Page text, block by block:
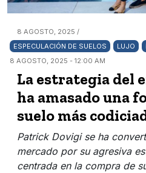
8 AGOSTO, 2025 /
ESPECULACIÓN DE SUELOS
LUJO
8 AGOSTO, 2025 - 12:00 AM
La estrategia del
ha amasado una
suelo más
Patrick Dovigi se ha
mercado por su agresiva
centrada en la compra de